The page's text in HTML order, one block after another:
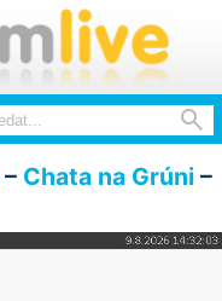

– Chata na Grúni –